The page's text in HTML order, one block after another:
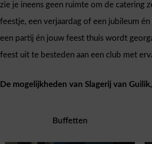
zie je ineens geen ruimte om de catering
feestje, een verjaardag of een jubileum
een partij én jouw feest thuis wordt
feest uit te besteden aan een club met
De mogelijkheden van Slagerij van
Buffetten